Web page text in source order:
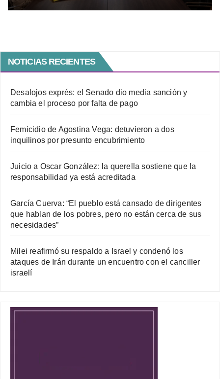
NOTICIAS RECIENTES
Desalojos exprés: el Senado dio media sanción y
cambia el proceso por falta de pago
Femicidio de Agostina Vega: detuvieron a dos
inquilinos por presunto encubrimiento
Juicio a Oscar González: la querella sostiene que la
responsabilidad ya está acreditada
García Cuerva: “El pueblo está cansado de dirigentes
que hablan de los pobres, pero no están cerca de sus
necesidades”
Milei reafirmó su respaldo a Israel y condenó los
ataques de Irán durante un encuentro con el canciller
israelí